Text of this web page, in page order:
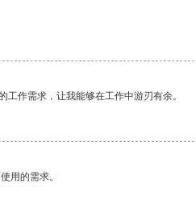
作需求，让我能够在工作中游刃有余。
用的需求。